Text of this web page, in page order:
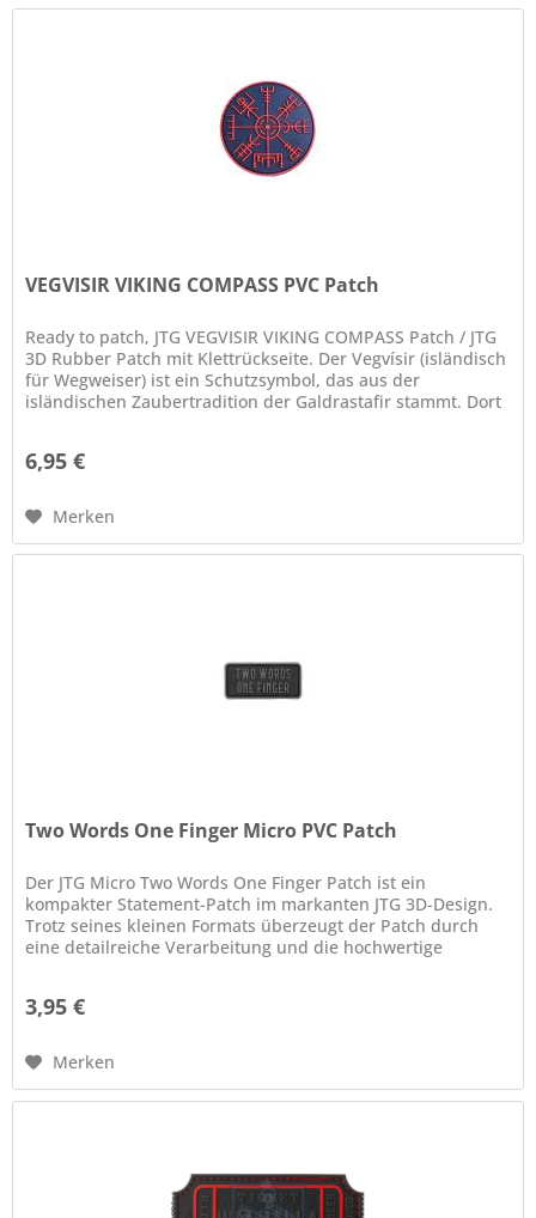
VEGVISIR VIKING COMPASS PVC Patch
Ready to patch, JTG VEGVISIR VIKING COMPASS Patch / JTG
3D Rubber Patch mit Klettrückseite. Der Vegvísir (isländisch
für Wegweiser) ist ein Schutzsymbol, das aus der
isländischen Zaubertradition der Galdrastafir stammt. Dort
6,95 €
Merken
Two Words One Finger Micro PVC Patch
Der JTG Micro Two Words One Finger Patch ist ein
kompakter Statement-Patch im markanten JTG 3D-Design.
Trotz seines kleinen Formats überzeugt der Patch durch
eine detailreiche Verarbeitung und die hochwertige
3,95 €
Merken